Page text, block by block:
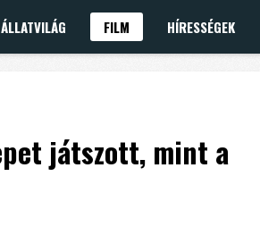
ÁLLATVILÁG FILM HÍRESSÉGEK
játszott, mint a